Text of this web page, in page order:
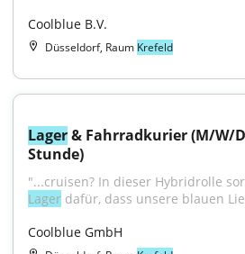
Coolblue B.V.
Düsseldorf, Raum Krefeld
Lager & Fahrradkurier (M/W/
Stunde)
Lager dafür, dass unsere blauen
Coolblue GmbH